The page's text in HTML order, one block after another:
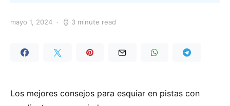
mayo 1, 2024 3 minute read
Los mejores consejos para esquiar en pistas con